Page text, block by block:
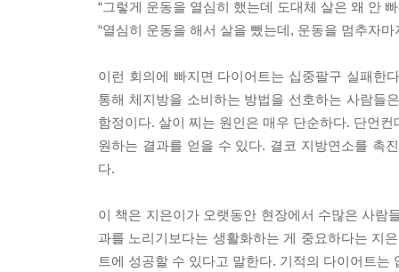
“그렇게 운동을 열심히 했는데 도대체 살은 왜 안
“열심히 운동을 해서 살을 뺐는데, 운동을 멈추자
이런 회의에 빠지면 다이어트는 십중팔구 실패한
통해 체지방을 소비하는 방법을 선호하는 사람들
함정이다. 살이 찌는 원인은 매우 단순하다. 단언
원하는 결과를 얻을 수 있다. 결코 지방연소를 촉
다.
이 책은 지은이가 오랫동안 현장에서 수많은 사람
과를 노리기보다는 생활화하는 게 중요하다는 지
트에 성공할 수 있다고 말한다. 기적의 다이어트